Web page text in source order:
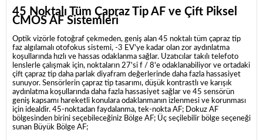
45 Noktalı Tüm Çapraz Tip AF ve Çift Piksel
CMOS AF Sistemleri
Optik vizörle fotoğraf çekmeden, geniş alan 45 noktalı tüm çapraz tip
faz algılamalı otofokus sistemi, -3 EV'ye kadar olan zor aydınlatma
koşullarında hızlı ve hassas odaklanma sağlar. Uzatıcılar takılı telefoto
lenslerle çalışmak için, noktaların 27'si f / 8'e odaklanabiliyor ve ortadaki
çift çapraz tip daha parlak diyafram değerlerinde daha fazla hassasiyet
sunuyor. Sensörlerin çapraz tip tasarımı, düşük kontrastlı ve karışık
aydınlatma koşullarında daha fazla hassasiyet sağlar ve 45 sensörün
geniş kapsamı hareketli konulara odaklanmanın izlenmesi ve korunması
için idealdir. 45-noktadan faydalanma, tek-nokta AF; Dokuz AF
bölgesinden birini seçebileceğiniz Bölge AF; Üç seçilebilir bölge seçeneği
sunan Büyük Bölge AF;